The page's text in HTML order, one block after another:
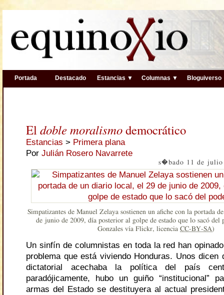
Portada Destacado Estancias ▼ Columnas ▼ Bloguiverso
Eldoble moralismodemocrático
Estancias > Primera plana
Por Julián Rosero Navarrete
s�bado 11 de
Simpatizantes de Manuel Zelaya sostienen un afiche con la portada
de junio de 2009, día posterior al golpe de estado que lo sacó del
Gonzales vía Flickr, licencia CC-BY-SA)
Un sinfín de columnistas en toda la red han
problema que está viviendo Honduras. Unos dicen
dictatorial acechaba la política del país
paradójicamente, hubo un guiño “institucional”
armas del Estado se destituyera al actual